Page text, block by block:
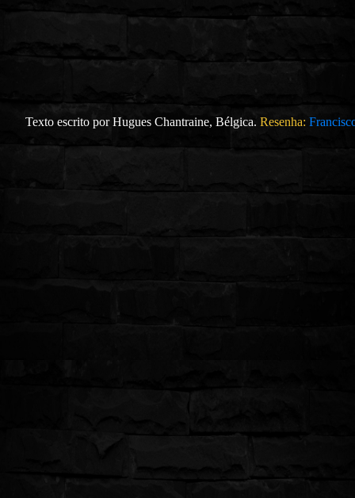
Texto escrito por Hugues Chantraine, Bélgica. Resenha: